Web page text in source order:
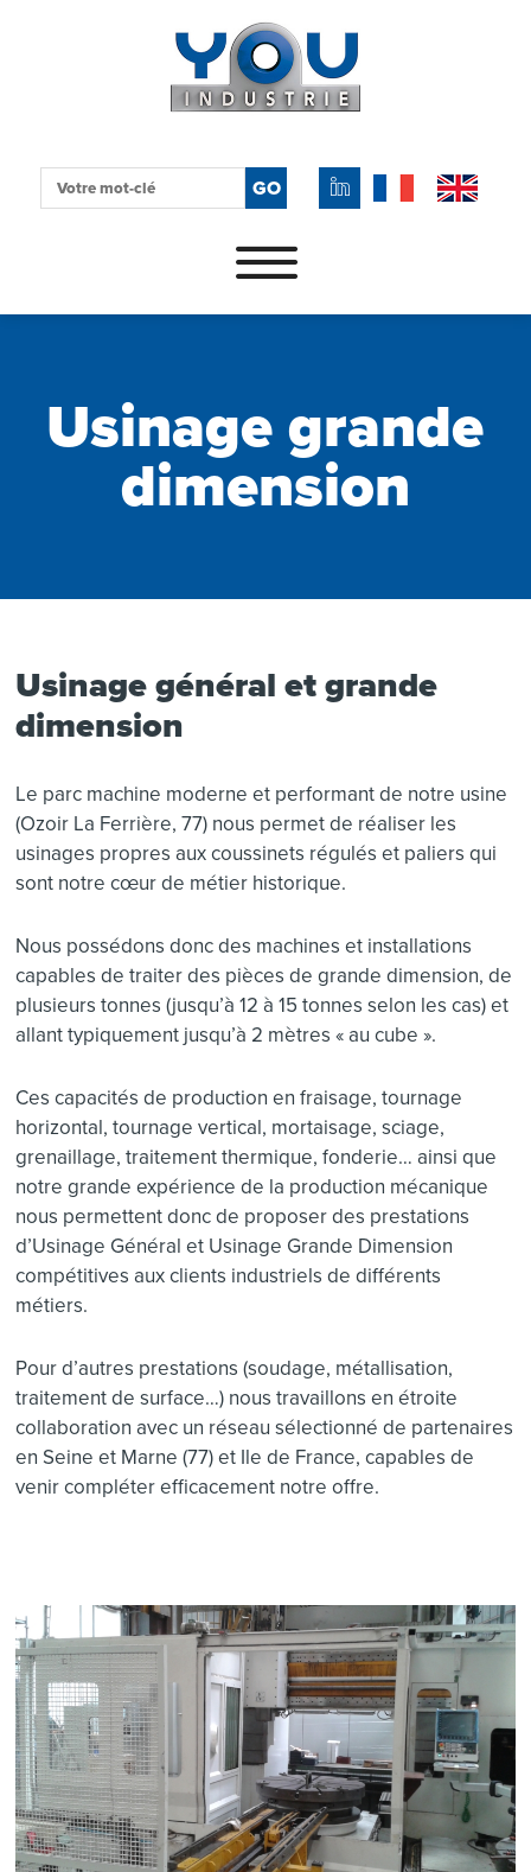
Recherche
pour
GO
Usinage grande
dimension
Usinage général et grande
dimension
Le parc machine moderne et performant de notre usine
(Ozoir La Ferrière, 77) nous permet de réaliser les
usinages propres aux coussinets régulés et paliers qui
sont notre cœur de métier historique.
Nous possédons donc des machines et installations
capables de traiter des pièces de grande dimension, de
plusieurs tonnes (jusqu’à 12 à 15 tonnes selon les cas) et
allant typiquement jusqu’à 2 mètres « au cube ».
Ces capacités de production en fraisage, tournage
horizontal, tournage vertical, mortaisage, sciage,
grenaillage, traitement thermique, fonderie… ainsi que
notre grande expérience de la production mécanique
nous permettent donc de proposer des prestations
d’Usinage Général et Usinage Grande Dimension
compétitives aux clients industriels de différents
métiers.
Pour d’autres prestations (soudage, métallisation,
traitement de surface…) nous travaillons en étroite
collaboration avec un réseau sélectionné de partenaires
en Seine et Marne (77) et Ile de France, capables de
venir compléter efficacement notre offre.